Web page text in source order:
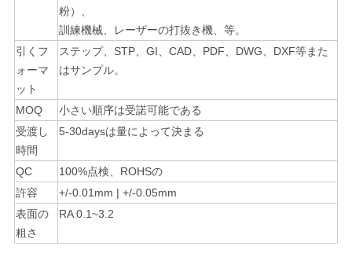
ト
マ
ッ
プ
プ
ラ
粉）、
訓練機械、
レーザーの打抜き機、等。
引くフ
ォーマ
ット
ステップ、STP、GI、CAD、PDF、DWG、DXF等また
はサンプル。
MOQ
小さい順序は受諾可能である
受渡し
時間
5-30daysは量によって決まる
QC
100%点検、ROHSの
許容
+/-0.01mm | +/-0.05mm
表面の
粗さ
RA 0.1~3.2